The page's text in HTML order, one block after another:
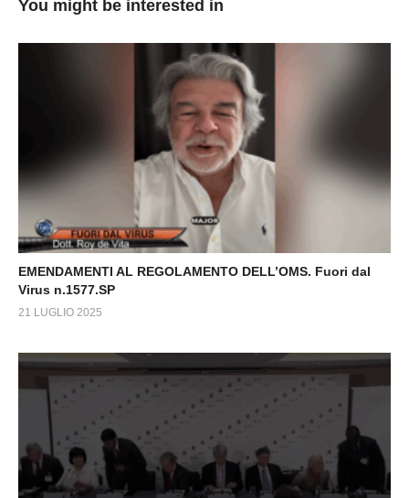
You might be interested in
EMENDAMENTI AL REGOLAMENTO DELL’OMS. Fuori dal
Virus n.1577.SP
21 LUGLIO 2025